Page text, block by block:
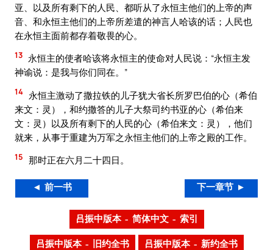
亚、以及所有剩下的人民、都听从了永恒主他们的上帝的声
音、和永恒主他们的上帝所差遣的神言人哈该的话；人民也
在永恒主面前都存着敬畏的心。
13 永恒主的使者哈该将永恒主的使命对人民说：“永恒主发
神谕说：是我与你们同在。”
14 永恒主激动了撒拉铁的儿子犹大省长所罗巴伯的心（希伯
来文：灵），和约撒答的儿子大祭司约书亚的心（希伯来
文：灵）以及所有剩下的人民的心（希伯来文：灵），他们
就来，从事于重建为万军之永恒主他们的上帝之殿的工作。
15 那时正在六月二十四日。
◄ 前一书 下一章节 ►
吕振中版本 – 简体中文 – 索引
吕振中版本 – 旧约全书 吕振中版本 – 新约全书